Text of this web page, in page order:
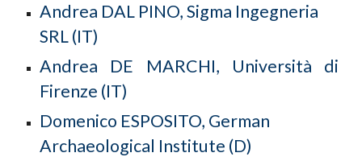
Andrea DAL PINO, Sigma Ingegneria
SRL (IT)
Andrea DE MARCHI, Università di
Firenze (IT)
Domenico ESPOSITO, German
Archaeological Institute (D)